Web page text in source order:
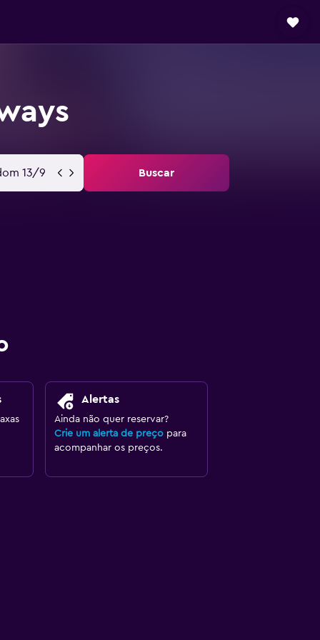
13/9 Buscar
Alertas
Ainda não quer reservar?
Crie um alerta de preçopara
acompanhar os preços.